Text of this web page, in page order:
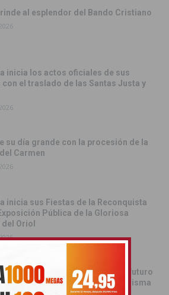
al esplendor del Bando Cristiano
inicia los actos oficiales de sus
con el traslado de las Santas Justa y
su día grande con la procesión de la
Carmen
inicia sus Fiestas de la Reconquista
Pública de la Gloriosa
del Oriol
Tomé: «Orihuela tiene un futuro
si todos remamos en la misma